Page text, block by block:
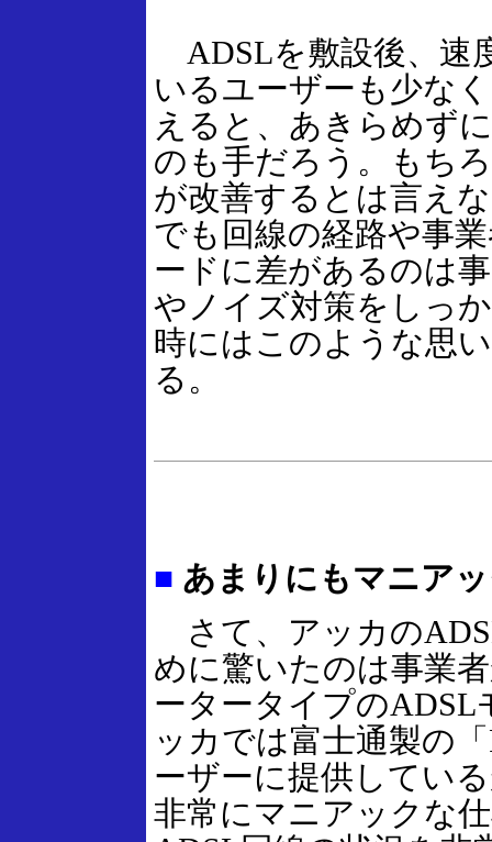
ADSLを敷設後、速
いるユーザーも少な
えると、あきらめず
のも手だろう。もち
が改善するとは言え
でも回線の経路や事
ードに差があるのは
やノイズ対策をしっ
時にはこのような思
る。
■ あまりにもマニア
さて、アッカの
めに驚いたのは事業
ータータイプの
ッカでは富士通製の
ーザーに提供してい
非常にマニアックな